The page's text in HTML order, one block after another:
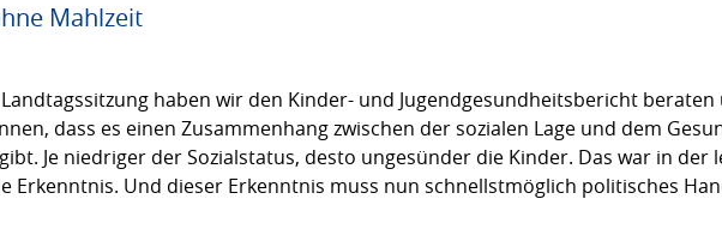
Mahlzeit
haben wir den Kinder- und Jugendgesundheitsbericht
dass es einen Zusammenhang zwischen der sozialen Lage und dem
Je niedriger der Sozialstatus, desto ungesünder die Kinder. Das war in der
Erkenntnis. Und dieser Erkenntnis muss nun schnellstmöglich politisches